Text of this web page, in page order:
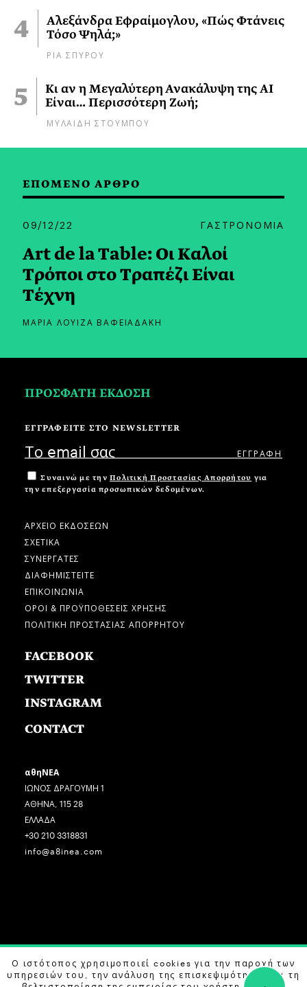
Αλεξάνδρα Εφραίμογλου, «Πώς Φτάνεις
Τόσο Ψηλά;»
ΡΙΑ ΣΠΥΡΟΥ
Κι αν η Μεγαλύτερη Ανακάλυψη της AI
Είναι… Περισσότερη Ζωή;
ΜΥΛΑΙΔΗ ΣΤΟΥΜΠΟΥ
ΕΠΟΜΕΝΟ ΑΡΘΡΟ
09/12/22 ΓΑΣΤΡΟΝΟΜΙΑ
Αrt de la Table: Οι Kαλοί
Tρόποι στο Tραπέζι Eίναι
Tέχνη
ΜΑΡΙΑ ΛΟΥΙΖΑ ΒΑΦΕΙΑΔΑΚΗ
ΠΡΟΣΦΑΤΗ ΕΚΔΟΣΗ
ΕΓΓΡΑΦΕΙΤΕ ΣΤΟ NEWSLETTER
Συναινώ με την Πολιτική Προστασίας Απορρήτου για
την επεξεργασία προσωπικών δεδομένων.
ΑΡΧΕΙΟ ΕΚΔΟΣΕΩΝ
ΣΧΕΤΙΚΑ
ΣΥΝΕΡΓΑΤΕΣ
ΔΙΑΦΗΜΙΣΤΕΙΤΕ
ΕΠΙΚΟΙΝΩΝΙΑ
ΟΡΟΙ & ΠΡΟΫΠΟΘΕΣΕΙΣ ΧΡΗΣΗΣ
ΠΟΛΙΤΙΚΗ ΠΡΟΣΤΑΣΙΑΣ ΑΠΟΡΡΗΤΟΥ
FACEBOOK
TWITTER
INSTAGRAM
CONTACT
αθηΝΕΑ
ΙΩΝΟΣ ΔΡΑΓΟΥΜΗ 1
ΑΘΗΝΑ, 115 28
ΕΛΛΑΔΑ
+30 210 3318831
info@a8inea.com
COPYRIGHT © 2026 αθηΝΕΑ, ALL RIGHTS RESERVED.
DESIGN BY G DESIGN STUDIO. DEVELOPED BYB LABS
Ο ιστότοπος χρησιμοποιεί cookies για την παροχή των
υπηρεσιών του, την ανάλυση της επισκεψιμότητας και τη